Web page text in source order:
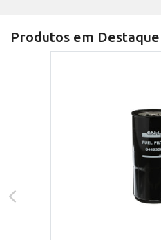
Produtos em Destaque